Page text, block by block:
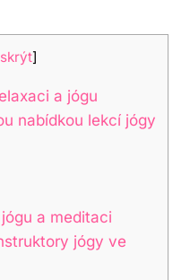
skrýt]
a jógu
nabídkou lekcí jógy
a⁢ meditaci
⁢jógy ve